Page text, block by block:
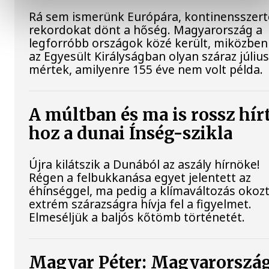
Rá sem ismerünk Európára,
rekordokat dönt a hőség. Magyarország a
legforróbb országok közé került, miközben
az Egyesült Királyságban olyan száraz
mértek, amilyenre 155 éve nem volt példa.
A múltban és ma is rossz
hoz a dunai Ínség-szikla
Újra kilátszik a Dunából az aszály hírnöke!
Régen a felbukkanása egyet jelentett az
éhínséggel, ma pedig a klímaváltozás
extrém szárazságra hívja fel a figyelmet.
Elmeséljük a baljós kőtömb történetét.
Magyar Péter: